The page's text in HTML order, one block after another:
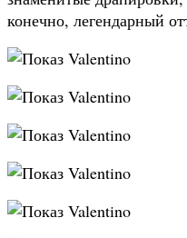
конечно, легендарный